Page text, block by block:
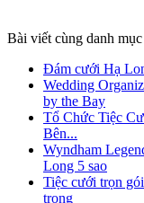
Bài viết cùng danh mục
Đám cưới Hạ
Wedding
by the Bay
Tổ Chức Tiệc
Bên...
Wyndham
Long 5 sao
Tiệc cưới trọn
trọng